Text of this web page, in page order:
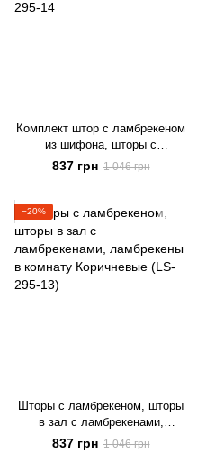
Комплект штор с ламбрекеном
из шифона, шторы с
ламбрекеном в гостиную
Шоколадные LS-295-14
837 грн 1 046 грн
−20%
Шторы с ламбрекеном, шторы
в зал с ламбрекенами,
ламбрекены в комнату
Коричневые (LS-295-13)
837 грн 1 046 грн